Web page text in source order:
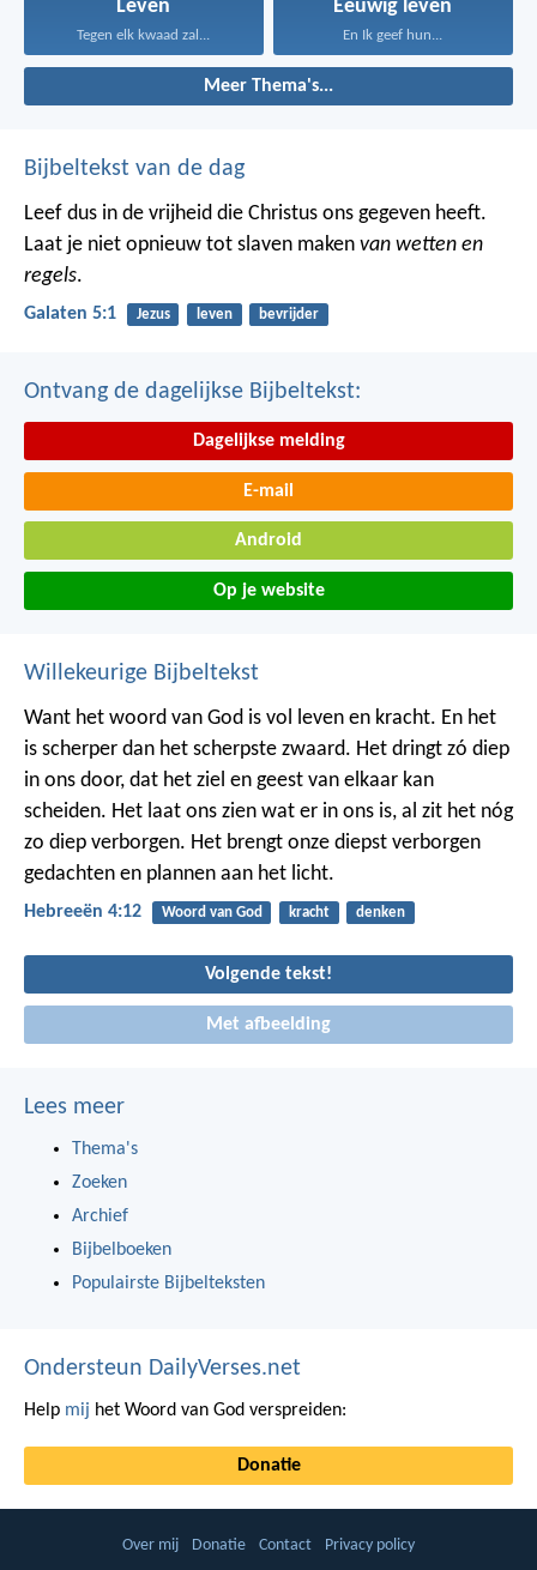
Leven
Tegen elk kwaad zal...
Eeuwig leven
En Ik geef hun...
Meer Thema's...
Bijbeltekst van de dag
Leef dus in de vrijheid die Christus ons gegeven heeft.
Laat je niet opnieuw tot slaven maken van wetten en
regels.
Galaten 5:1 Jezus leven bevrijder
Ontvang de dagelijkse Bijbeltekst:
Dagelijkse melding
E-mail
Android
Op je website
Willekeurige Bijbeltekst
Want het woord van God is vol leven en kracht. En het
is scherper dan het scherpste zwaard. Het dringt zó diep
in ons door, dat het ziel en geest van elkaar kan
scheiden. Het laat ons zien wat er in ons is, al zit het nóg
zo diep verborgen. Het brengt onze diepst verborgen
gedachten en plannen aan het licht.
Hebreeën 4:12 Woord van God kracht denken
Volgende tekst!
Met afbeelding
Lees meer
Thema's
Zoeken
Archief
Bijbelboeken
Populairste Bijbelteksten
Ondersteun DailyVerses.net
Help mij het Woord van God verspreiden:
Donatie
Over mij Donatie Contact Privacy policy